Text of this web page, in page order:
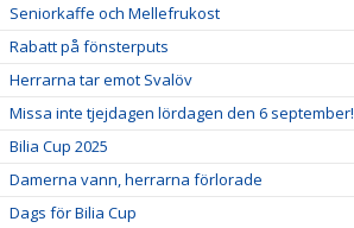
Seniorkaffe och Mellefrukost
Rabatt på fönsterputs
Herrarna tar emot Svalöv
Missa inte tjejdagen lördagen den 6 september!
Bilia Cup 2025
Damerna vann, herrarna förlorade
Dags för Bilia Cup